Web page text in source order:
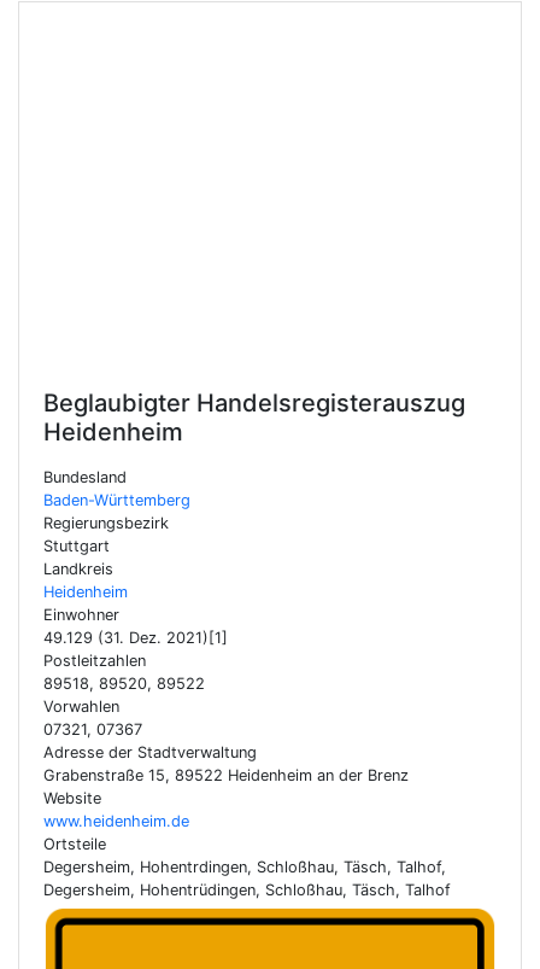
Beglaubigter Handelsregisterauszug
Heidenheim
Bundesland
Baden-Württemberg
Regierungsbezirk
Stuttgart
Landkreis
Heidenheim
Einwohner
49.129 (31. Dez. 2021)[1]
Postleitzahlen
89518, 89520, 89522
Vorwahlen
07321, 07367
Adresse der Stadtverwaltung
Grabenstraße 15, 89522 Heidenheim an der Brenz
Website
www.heidenheim.de
Ortsteile
Degersheim, Hohentrdingen, Schloßhau, Täsch, Talhof,
Degersheim, Hohentrüdingen, Schloßhau, Täsch, Talhof